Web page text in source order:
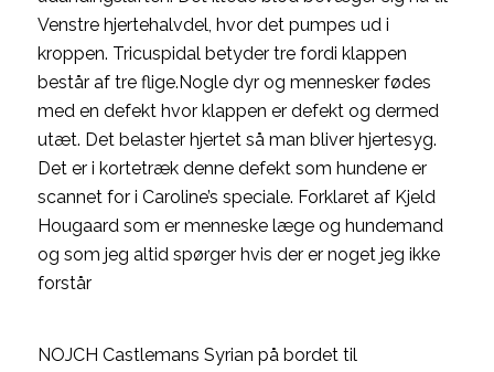
Venstre hjertehalvdel, hvor det pumpes ud i
kroppen. Tricuspidal betyder tre fordi klappen
består af tre flige.Nogle dyr og mennesker fødes
med en defekt hvor klappen er defekt og dermed
utæt. Det belaster hjertet så man bliver hjertesyg.
Det er i kortetræk denne defekt som hundene er
scannet for i Caroline’s speciale. Forklaret af Kjeld
Hougaard som er menneske læge og hundemand
og som jeg altid spørger hvis der er noget jeg ikke
forstår
NOJCH Castlemans Syrian på bordet til